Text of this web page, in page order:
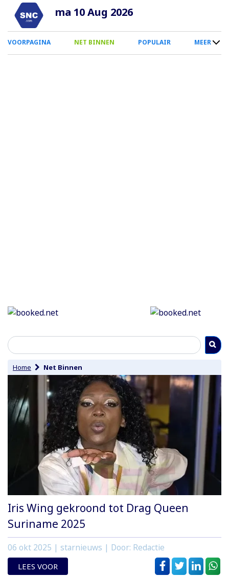
Overslaan
naar
inhoud
ma 10 Aug 2026
0
Smartphone
VOORPAGINA NET BINNEN POPULAIR MEER
Home Net Binnen
Iris Wing gekroond tot Drag Queen
Suriname 2025
06 okt 2025 | starnieuws | Door: Redactie
LEES VOOR